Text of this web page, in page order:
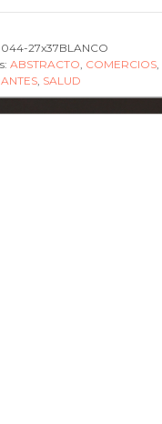
27x37BLANCO
ABSTRACTO, COMERCIOS,
, SALUD